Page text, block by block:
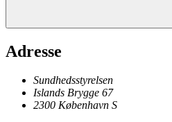
Adresse
Sundhedsstyrelsen
Islands Brygge 67
2300 København S